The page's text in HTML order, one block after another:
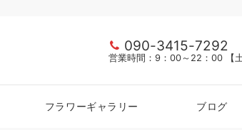
090-3415-7292
営業時間：9：00～22：00 【土
フラワーギャラリー ブログ